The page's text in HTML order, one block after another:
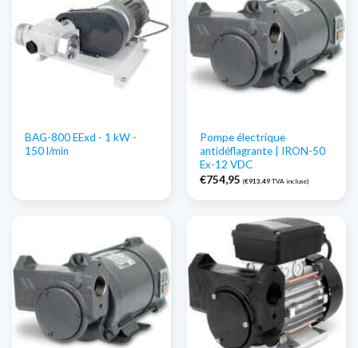
BAG-800 EExd - 1 kW -
150 l/min
Pompe électrique
antidéflagrante | IRON-50
Ex-12 VDC
€754,95 (€913,49 TVA incluse)